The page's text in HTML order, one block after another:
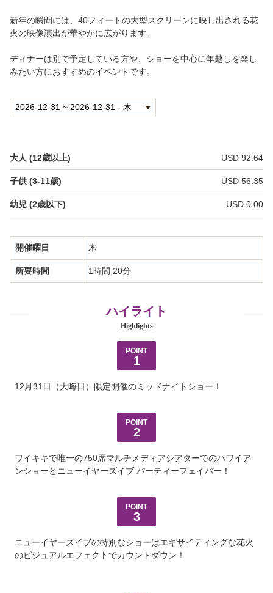
ニューイヤーズ イブ ミッドナイトショー
ロイヤルハワイアンシアターのレンタル
貸切パーティー・出張サービス
ご案内
私たちについて
バーチャルツアー
フォトギャラリー
ビデオギャラリー
お問い合わせ
日本語
新年の瞬間には、40フィートの大型スクリーンに映し出される花
火の映像演出が華やかに広がります。
ディナーは別で予定している方や、ショーを中心に年越しを楽し
みたい方におすすめのイベントです。
大人 (12歳以上) USD 92.64
子供 (3-11歳) USD 56.35
幼児 (2歳以下) USD 0.00
開催曜日 木
所要時間 1時間 20分
ハイライト
Highlights
POINT
1
12月31日（大晦日）限定開催のミッドナイトショー！
POINT
2
ワイキキで唯一の750席マルチメディアシアターでのハワイア
ンショーとニューイヤーズイブ パーティーフェイバー！
POINT
3
ニューイヤーズイブの特別なショーはエキサイティングな花火
のビジュアルエフェクトでカウントダウン！